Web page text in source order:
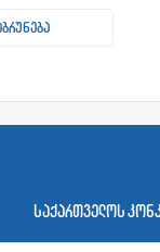
საქართველოს